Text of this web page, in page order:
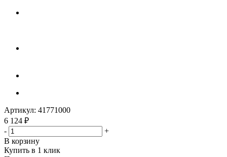
Артикул: 41771000
6 124 ₽
-
+
В корзину
Купить в 1 клик